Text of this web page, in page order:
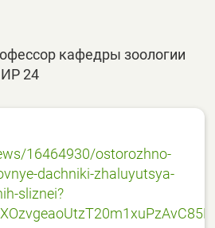
кафедры зоологии
24
16464930/ostorozhno-
dachniki-zhaluyutsya-
sliznei?